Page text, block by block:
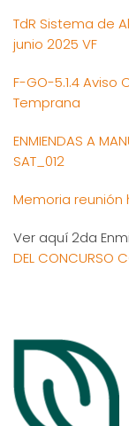
TdR Sistema de
junio 2025 VF
F-GO-5.1.4
Temprana
ENMIENDAS A
SAT_012
Memoria reunión
Ver aquí 2da
DEL CONCURSO